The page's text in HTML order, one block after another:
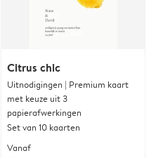
Citrus chic
Uitnodigingen | Premium kaart
met keuze uit 3
papierafwerkingen
Set van 10 kaarten
Vanaf